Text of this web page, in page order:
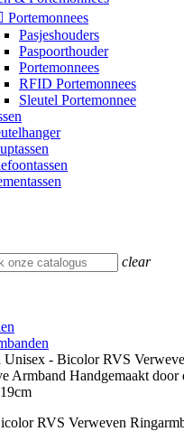
Portemonnees
Pasjeshouders
Paspoorthouder
Portemonnees
RFID Portemonnees
Sleutel Portemonnee
clear
Unisex - Bicolor RVS
Armband Handgemaakt door